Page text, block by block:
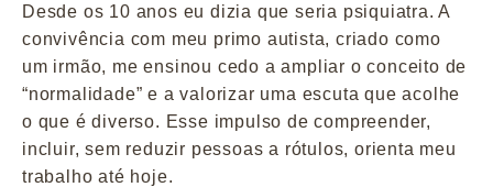
Desde os 10 anos eu dizia que seria psiquiatra. A
convivência com meu primo autista, criado como
um irmão, me ensinou cedo a ampliar o conceito de
“normalidade” e a valorizar uma escuta que acolhe
o que é diverso. Esse impulso de compreender,
incluir, sem reduzir pessoas a rótulos, orienta meu
trabalho até hoje.